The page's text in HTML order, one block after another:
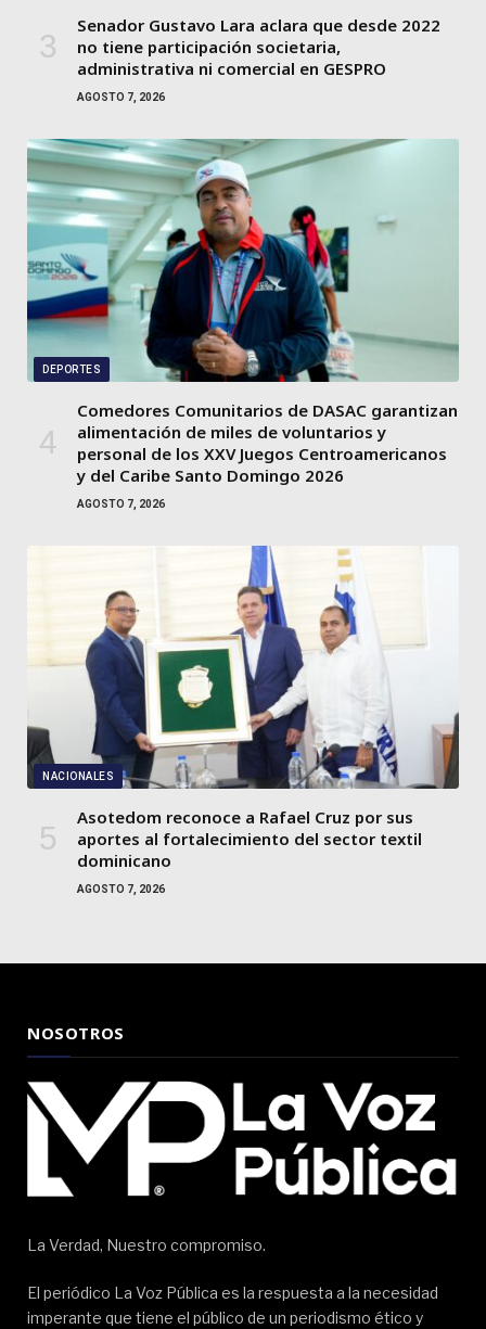
Senador Gustavo Lara aclara que desde 2022
no tiene participación societaria,
administrativa ni comercial en GESPRO
AGOSTO 7, 2026
DEPORTES
Comedores Comunitarios de DASAC garantizan
alimentación de miles de voluntarios y
personal de los XXV Juegos Centroamericanos
y del Caribe Santo Domingo 2026
AGOSTO 7, 2026
NACIONALES
Asotedom reconoce a Rafael Cruz por sus
aportes al fortalecimiento del sector textil
dominicano
AGOSTO 7, 2026
NOSOTROS
La Verdad, Nuestro compromiso.
El periódico La Voz Pública es la respuesta a la necesidad
imperante que tiene el público de un periodismo ético y